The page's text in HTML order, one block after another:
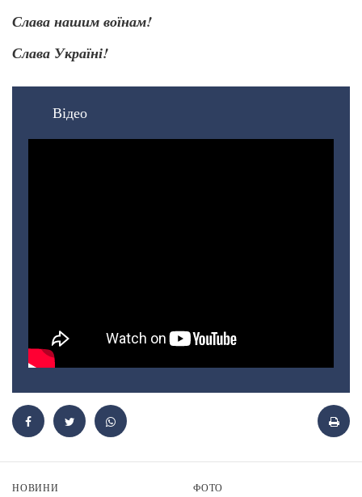
Слава нашим воїнам!
Слава Україні!
Відео
НОВИНИ ФОТО